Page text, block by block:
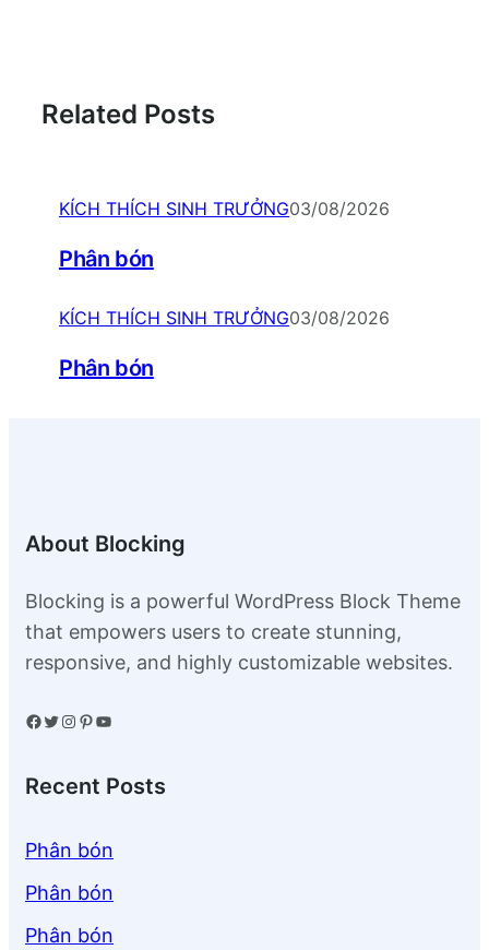
Related Posts
KÍCH THÍCH SINH TRƯỞNG03/08/2026
Phân bón
KÍCH THÍCH SINH TRƯỞNG03/08/2026
Phân bón
About Blocking
Blocking is a powerful WordPress Block Theme
that empowers users to create stunning,
responsive, and highly customizable websites.
Facebook Twitter Instagram Pinterest YouTube
Recent Posts
Phân bón
Phân bón
Phân bón